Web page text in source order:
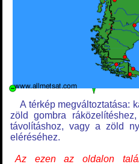
A térkép megváltoztatása:
zöld gombra
távolításhoz, vagy a zöld
eléréséhez.
Az ezen az oldalon